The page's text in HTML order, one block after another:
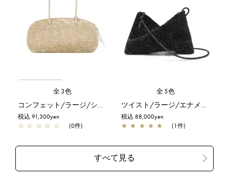
全3色
コンフェット/ラージ/シルバーゴールド
税込 91,300yen
☆ ☆ ☆ ☆ ☆ (0件)
全5色
ツイスト/ラージ/エナメルブラック
税込 88,000yen
★ ★ ★ ★ ★ (1件)